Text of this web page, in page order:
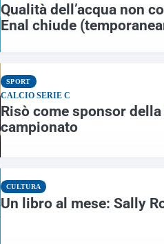
Qualità dell’acqua non
Enal chiude
SPORT
CALCIO SERIE C
Risò come sponsor
campionato
CULTURA
Un libro al mese: Sally